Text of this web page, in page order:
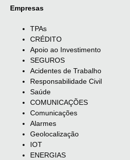
Empresas
TPAs
CRÉDITO
Apoio ao Investimento
SEGUROS
Acidentes de Trabalho
Responsabilidade Civil
Saúde
COMUNICAÇÕES
Comunicações
Alarmes
Geolocalização
IOT
ENERGIAS